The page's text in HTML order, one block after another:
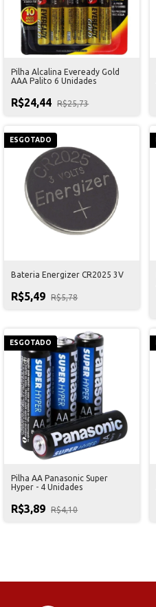
Pilha Alcalina Eveready Gold
AAA Palito 6 Unidades
R$24,44 R$25,73
ESGOTADO
Bateria Energizer CR2025 3V
R$5,49 R$5,78
ESGOTADO
Pilha AA Panasonic Super
Hyper - 4 Unidades
R$3,89 R$4,10